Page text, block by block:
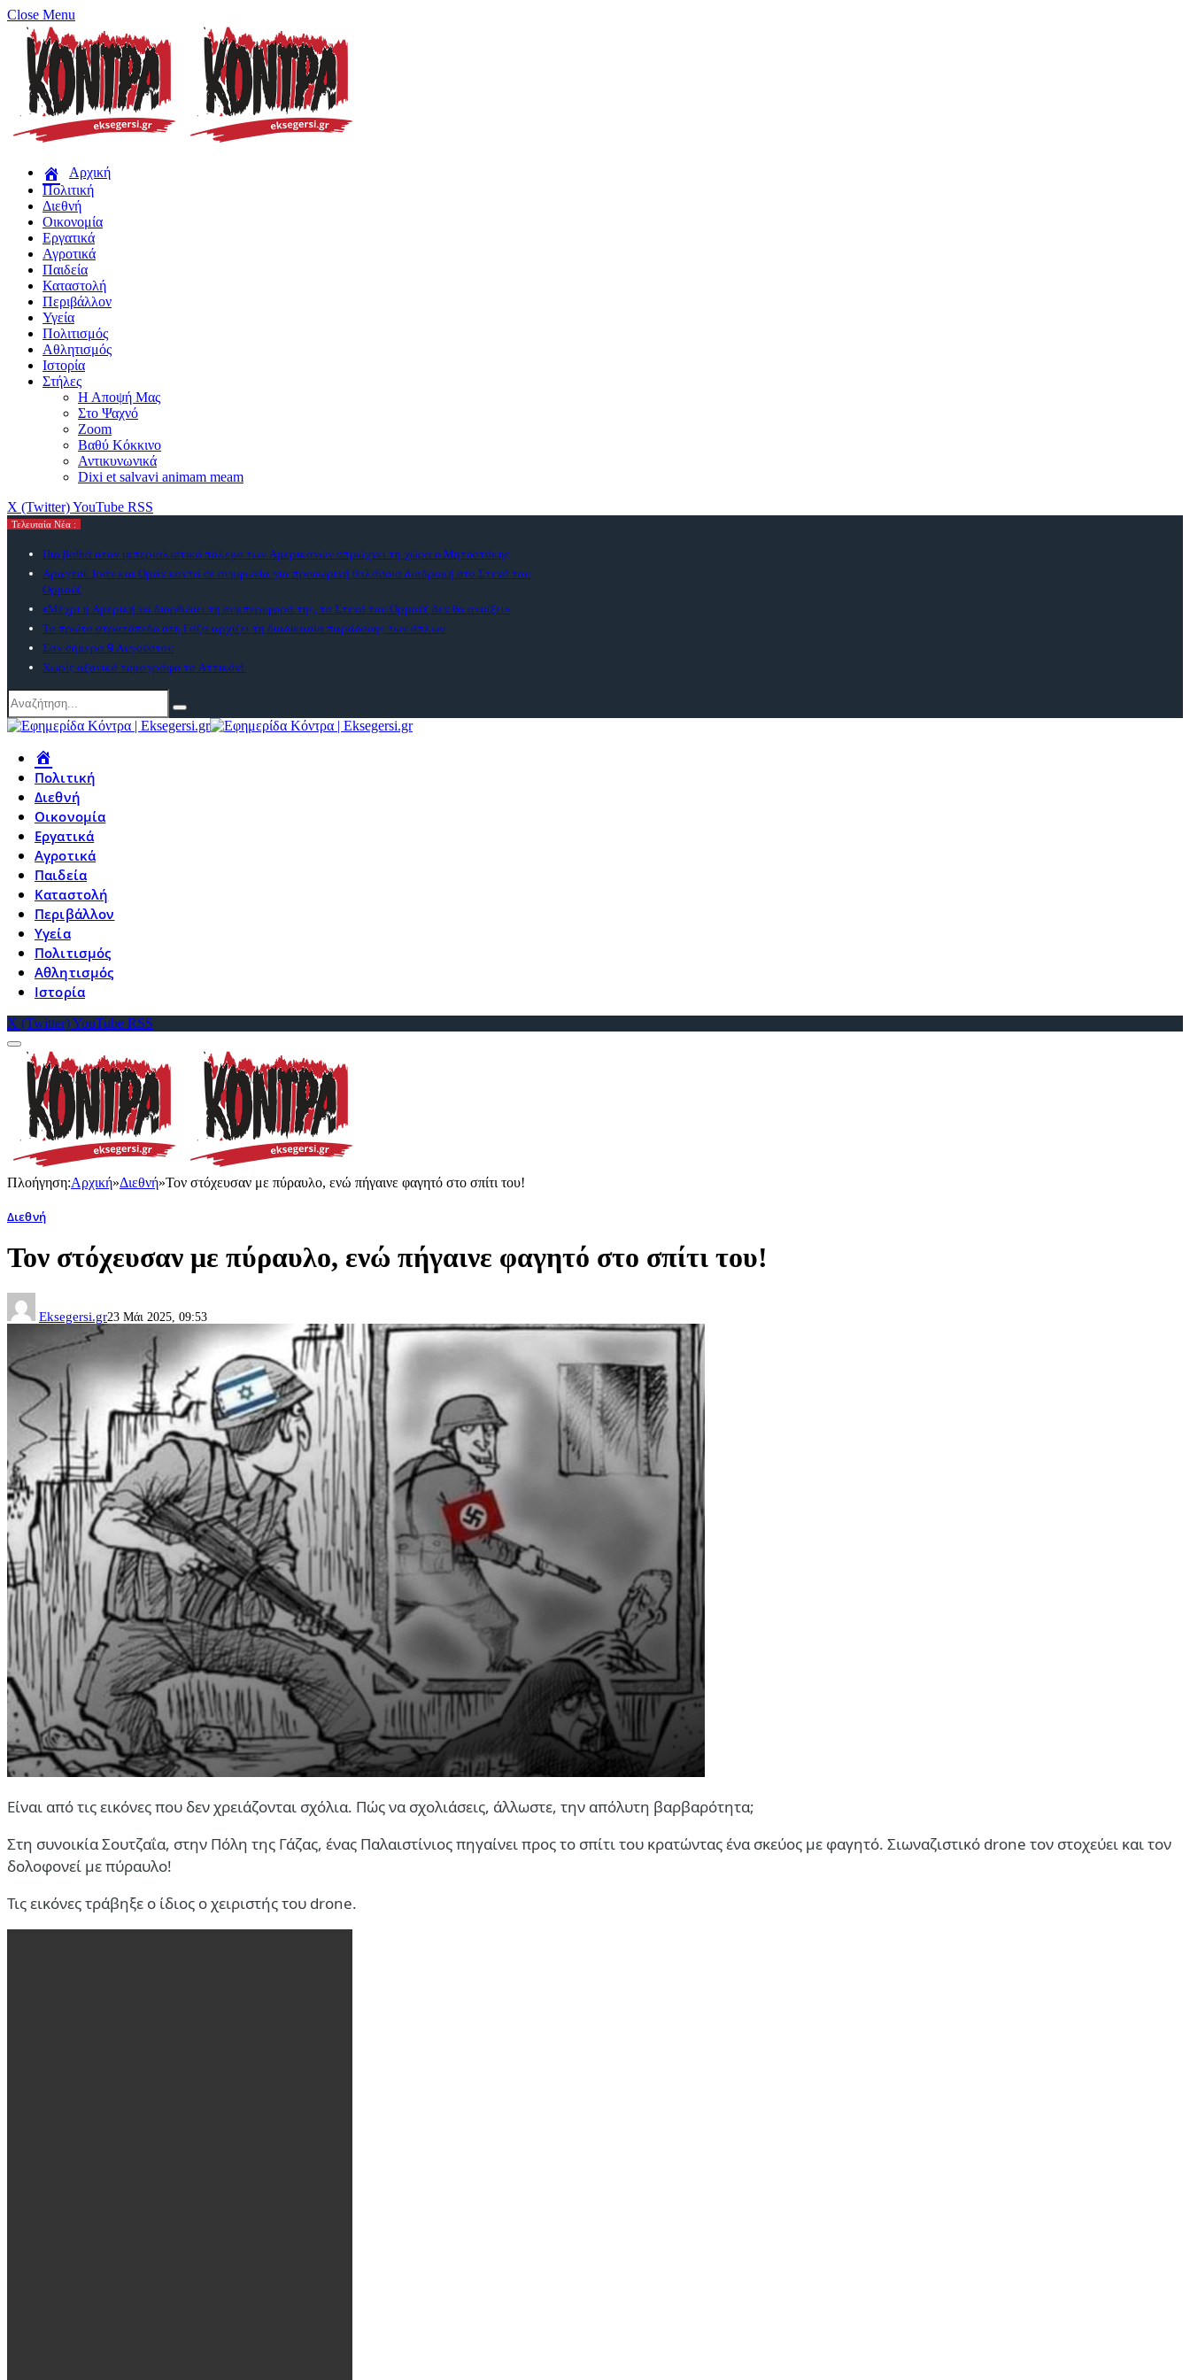
Close Menu
Αρχική
Πολιτική
Διεθνή
Οικονομία
Εργατικά
Αγροτικά
Παιδεία
Καταστολή
Περιβάλλον
Υγεία
Πολιτισμός
Αθλητισμός
Ιστορία
Στήλες
Η Αποψή Μας
Στο Ψαχνό
Zoom
Βαθύ Κόκκινο
Αντικυνωνικά
Dixi et salvavi animam meam
X (Twitter)YouTube RSS
Τελευταία Νέα :
Πιο βαθιά στον ιμπεριαλιστικό πόλεμο των Αμερικανών σπρώχνει τη χώρα ο Μητσοτάκης
Αραγτσί: Ιράν και Ομάν κοντά σε συμφωνία για προσωρινή θαλάσσια διαδρομή στο Στενό του
Ορμούζ
«Μέχρι η Αμερική να διορθώσει τη συμπεριφορά της, το Στενό του Ορμούζ δεν θα ανοίξει»
Το πρώτο στρατόπεδο στη Γάζα αρχίζει τη διαδικασία παράδοσης των όπλων
Σαν σήμερα 9 Αυγούστου
Χωρίς αξονικό τομογράφο το Αττικόν!
Πολιτική
Διεθνή
Οικονομία
Εργατικά
Αγροτικά
Παιδεία
Καταστολή
Περιβάλλον
Υγεία
Πολιτισμός
Αθλητισμός
Ιστορία
X (Twitter)YouTube RSS
Πλοήγηση:Αρχική»Διεθνή»Τον στόχευσαν με πύραυλο, ενώ πήγαινε φαγητό στο σπίτι του!
Διεθνή
Τον στόχευσαν με πύραυλο, ενώ πήγαινε φαγητό στο σπίτι του!
Eksegersi.gr23 Μάι 2025, 09:53
Είναι από τις εικόνες που δεν χρειάζονται σχόλια. Πώς να σχολιάσεις, άλλωστε, την απόλυτη βαρβαρότητα;
Στη συνοικία Σουτζαΐα, στην Πόλη της Γάζας, ένας Παλαιστίνιος πηγαίνει προς το σπίτι του κρατώντας ένα σκεύος με φαγητό. Σιωναζιστικό drone τον στοχεύει και τον
δολοφονεί με πύραυλο!
Τις εικόνες τράβηξε ο ίδιος ο χειριστής του drone.